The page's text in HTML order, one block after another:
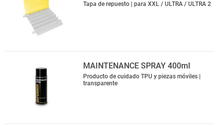
Tapa de repuesto | para XXL / ULTRA / ULTRA 2
MAINTENANCE SPRAY 400ml
Producto de cuidado TPU y piezas móviles |
transparente